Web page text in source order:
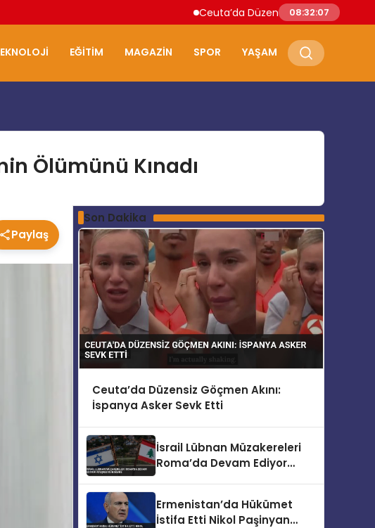
Ceuta’da Düzensiz Göçmen Akını:
08:32:08
EĞITIM MAGAZIN SPOR YAŞAM
Ölümünü Kınadı
Paylaş
Son Dakika
Ceuta’da Düzensiz Göçmen Akını:
İspanya Asker Sevk Etti
İsrail Lübnan Müzakereleri
Roma’da Devam Ediyor
Ermenistan’da Hükümet
İstifa Etti Nikol Paşinyan